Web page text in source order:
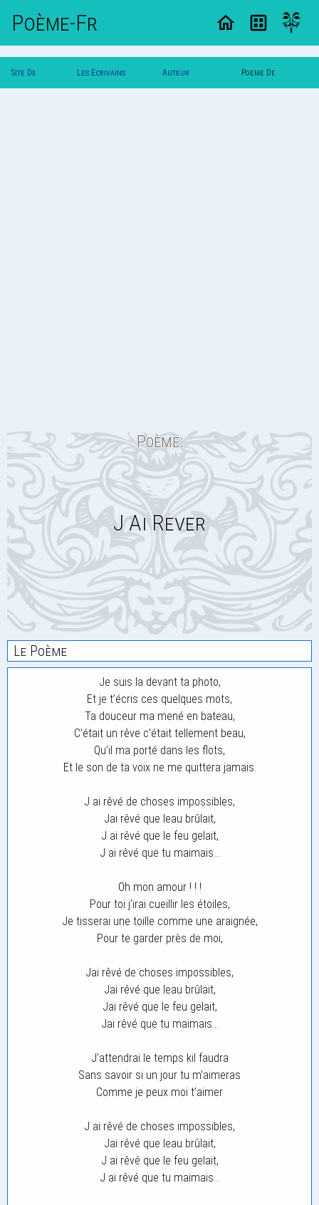
Poème-Fr
Site De Les Ecrivains Auteur Poeme De
Poème:
J Ai Rever
Le Poème
Je suis la devant ta photo,
Et je t’écris ces quelques mots,
Ta douceur ma mené en bateau,
C’était un rêve c’était tellement beau,
Qu’il ma porté dans les flots,
Et le son de ta voix ne me quittera jamais.
J ai rêvé de choses impossibles,
Jai rêvé que leau brûlait,
J ai rêvé que le feu gelait,
J ai rêvé que tu maimais…
Oh mon amour ! ! !
Pour toi j’irai cueillir les étoiles,
Je tisserai une toille comme une araignée,
Pour te garder près de moi,
Jai rêvé de choses impossibles,
Jai rêvé que leau brûlait,
Jai rêvé que le feu gelait,
Jai rêvé que tu maimais…
J’attendrai le temps kil faudra
Sans savoir si un jour tu m’aimeras
Comme je peux moi t’aimer
J ai rêvé de choses impossibles,
Jai rêvé que leau brûlait,
J ai rêvé que le feu gelait,
J ai rêvé que tu maimais…